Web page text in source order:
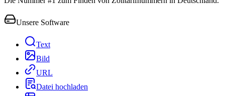
Unsere Software
Text
Bild
URL
Datei hochladen